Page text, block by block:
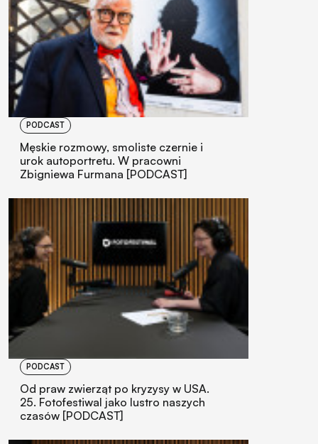
PODCAST
Męskie rozmowy, smoliste czernie i
urok autoportretu. W pracowni
Zbigniewa Furmana [PODCAST]
PODCAST
Od praw zwierząt po kryzysy w USA.
25. Fotofestiwal jako lustro naszych
czasów [PODCAST]